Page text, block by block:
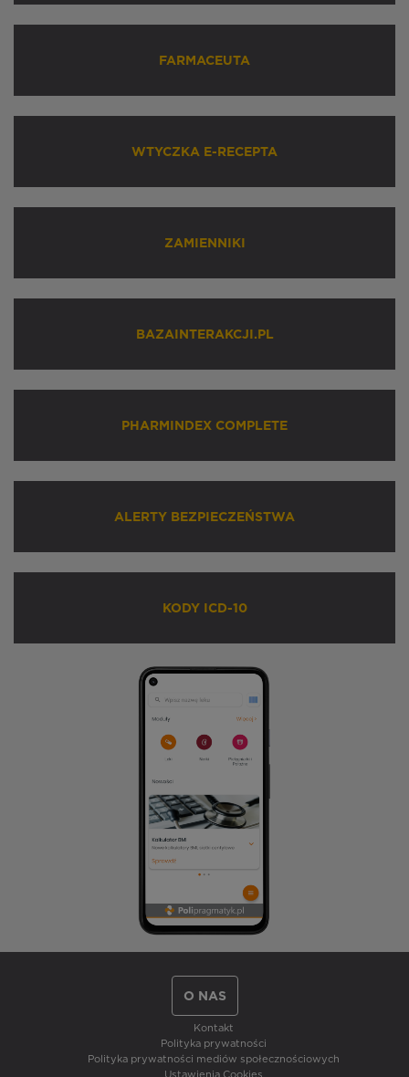
FARMACEUTA
WTYCZKA E-RECEPTA
ZAMIENNIKI
BAZAINTERAKCJI.PL
PHARMINDEX COMPLETE
ALERTY BEZPIECZEŃSTWA
KODY ICD-10
O NAS
Kontakt
Polityka prywatności
Polityka prywatności mediów społecznościowych